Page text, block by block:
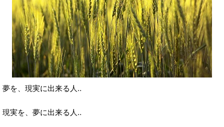
夢を、現実に出来る人‥
現実を、夢に出来る人‥